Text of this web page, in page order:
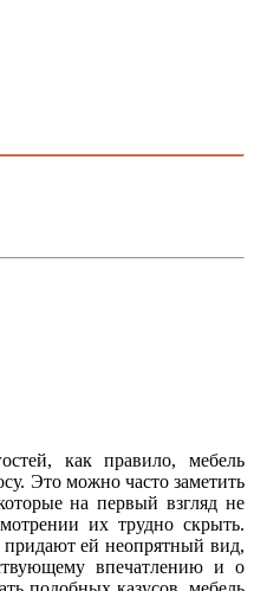
как правило, мебель
Это можно часто заметить
на первый взгляд не
их трудно скрыть.
ей неопрятный вид,
впечатлению и о